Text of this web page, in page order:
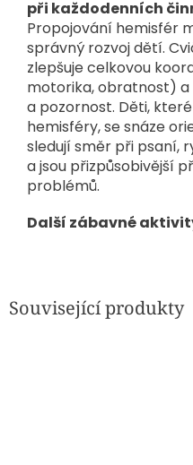
Související produkty
při každodenních
Propojování hemisfér
správný rozvoj dětí.
zlepšuje celkovou
motorika, obratnost) a
a pozornost. Děti,
hemisféry, se snáze
sledují směr při psaní,
a jsou přizpůsobivější
problémů.
Další zábavné